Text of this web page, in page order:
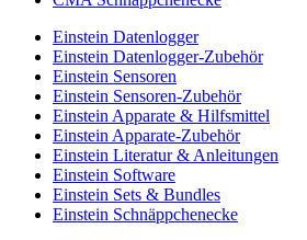
Einstein Datenlogger
Einstein Datenlogger-Zubehör
Einstein Sensoren
Einstein Sensoren-Zubehör
Einstein Apparate & Hilfsmittel
Einstein Apparate-Zubehör
Einstein Literatur & Anleitungen
Einstein Software
Einstein Sets & Bundles
Einstein Schnäppchenecke